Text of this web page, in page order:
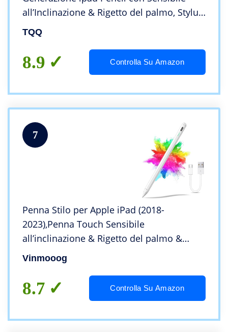
all’Inclinazione & Rigetto del palmo, Stylus
pen, per iPad 10/9/8/7/6, iPad Pro
11″/12.9″, iPad Air 5/4/3, iPad Mini 6/5
TQQ
8.9 Controlla Su Amazon
7
Penna Stilo per Apple iPad (2018-
2023),Penna Touch Sensibile
all’inclinazione & Rigetto del palmo &
Magnetica Stylus Penna,Punta in Plastica
Ultra Sottile Compatibile con IOS e Tablet
Viene Fornita
Vinmooog
8.7 Controlla Su Amazon